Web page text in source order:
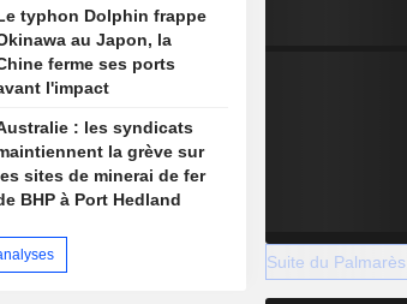
typhon Dolphin frappe
au Japon, la
ferme ses ports
l'impact
: les syndicats
la grève sur
sites de minerai de fer
BHP à Port Hedland
Suite du Palmarès